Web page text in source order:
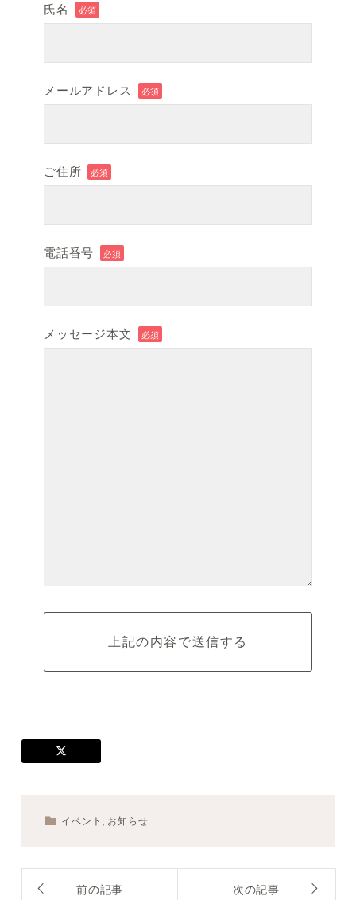
氏名 必須
メールアドレス 必須
ご住所 必須
電話番号 必須
メッセージ本文 必須
イベント , お知らせ
前の記事 次の記事